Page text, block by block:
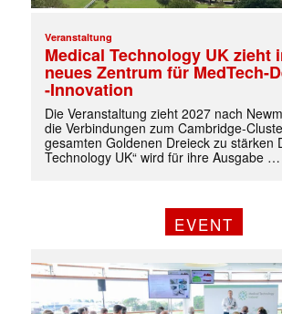
Veranstaltung
Medical Technology UK zieht
neues Zentrum für MedTech-
-Innovation
Die Veranstaltung zieht 2027 nach
die Verbindungen zum Cambridge-
gesamten Goldenen Dreieck zu stärken
Technology UK“ wird für ihre Ausgabe …
EVENT